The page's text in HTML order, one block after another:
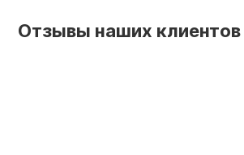
Отзывы наших клиентов